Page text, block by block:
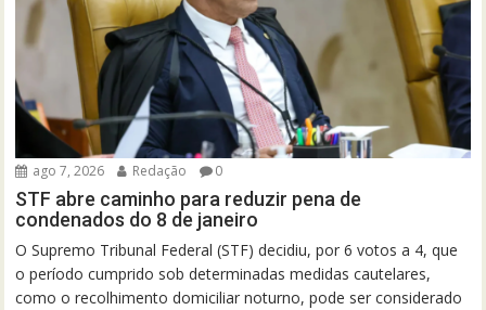
ago 7, 2026 Redação 0
STF abre caminho para reduzir pena de
condenados do 8 de janeiro
O Supremo Tribunal Federal (STF) decidiu, por 6 votos a 4, que
o período cumprido sob determinadas medidas cautelares,
como o recolhimento domiciliar noturno, pode ser considerado